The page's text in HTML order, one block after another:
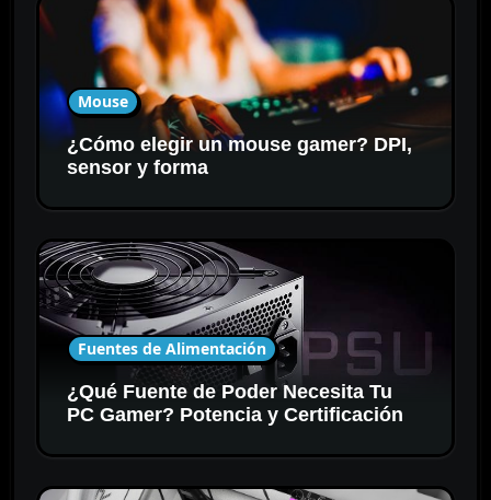
Mouse
¿Cómo elegir un mouse gamer? DPI,
sensor y forma
Fuentes de Alimentación
¿Qué Fuente de Poder Necesita Tu
PC Gamer? Potencia y Certificación